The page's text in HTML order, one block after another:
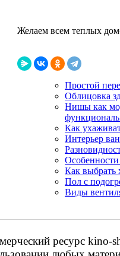
Желаем всем теплых
Простой
Облицовка
Нишы как
Как
Интерьер
Как выбрать
Пол с
Виды
ресурс kino-